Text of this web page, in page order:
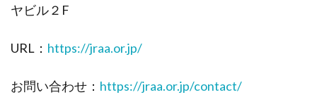
ヤビル２F
URL： https://jraa.or.jp/
お問い合わせ： https://jraa.or.jp/contact/